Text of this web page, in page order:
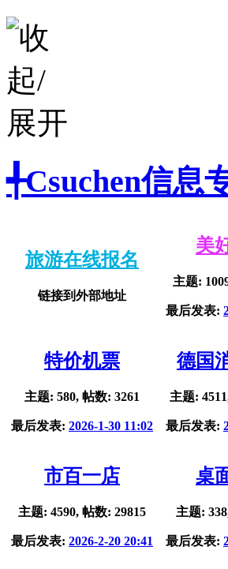
╃Csuchen信息
旅游在线报名
链接到外部地址
美
主题:
最后发表:
特价机票
主题: 580, 帖数: 3261
最后发表: 2026-1-30 11:02
德国
主题:
最后发表:
市百一店
主题: 4590, 帖数: 29815
最后发表: 2026-2-20 20:41
桌
主题:
最后发表: